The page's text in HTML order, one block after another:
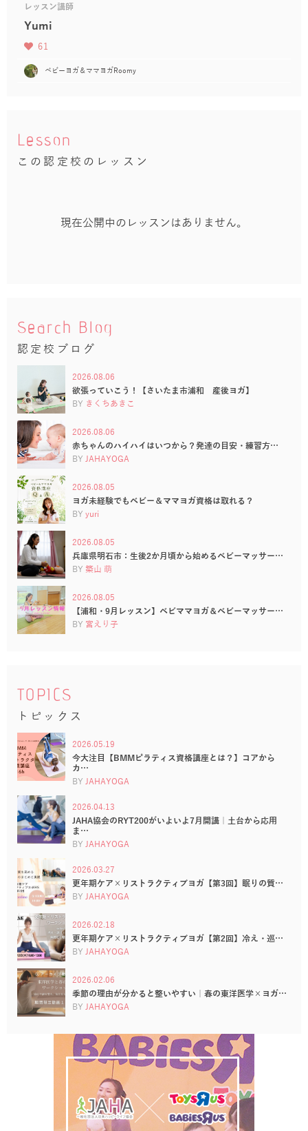
レッスン講師
Yumi
61
ベビーヨガ＆ママヨガRoomy
Lesson
この認定校のレッスン
現在公開中のレッスンはありません。
Search Blog
認定校ブログ
2026.08.06
欲張っていこう！【さいたま市浦和 産後ヨガ】
BY きくちあきこ
2026.08.06
赤ちゃんのハイハイはいつから？発達の目安・練習方…
BY JAHAYOGA
2026.08.05
ヨガ未経験でもベビー＆ママヨガ資格は取れる？
BY yuri
2026.08.05
兵庫県明石市：生後2か月頃から始めるベビーマッサー…
BY 築山 萌
2026.08.05
【浦和・9月レッスン】ベビママヨガ＆ベビーマッサー…
BY 宮えり子
TOPICS
トピックス
2026.05.19
今大注目【BMMピラティス資格講座とは？】コアから
カ…
BY JAHAYOGA
2026.04.13
JAHA協会のRYT200がいよいよ7月開講｜土台から応用
ま…
BY JAHAYOGA
2026.03.27
更年期ケア×リストラクティブヨガ【第3回】眠りの質…
BY JAHAYOGA
2026.02.18
更年期ケア×リストラクティブヨガ【第2回】冷え・巡…
BY JAHAYOGA
2026.02.06
季節の理由が分かると整いやすい｜春の東洋医学×ヨガ…
BY JAHAYOGA